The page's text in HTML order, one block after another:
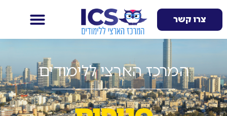
צרו קשר
המרכז הארצי ללימודים